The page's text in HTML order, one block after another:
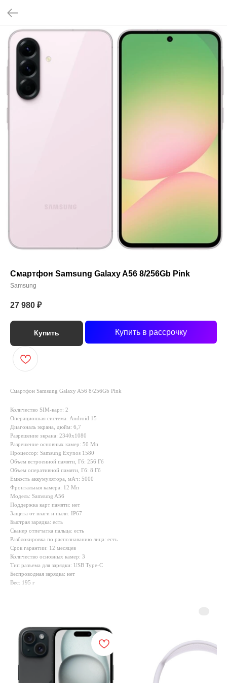
Смартфон Samsung Galaxy A56 8/256Gb Pink
Samsung
27 980 ₽
Купить Купить в рассрочку
Смартфон Samsung Galaxy A56 8/256Gb Pink
Количество SIM-карт: 2
Операционная система: Android 15
Диагональ экрана, дюйм: 6,7
Разрешение экрана: 2340x1080
Разрешение основных камер: 50 Мп
Процессор: Samsung Exynos 1580
Объем встроенной памяти, Гб: 256 Гб
Объем оперативной памяти, Гб: 8 Гб
Емкость аккумулятора, мАч: 5000
Фронтальная камера: 12 Мп
Модель: Samsung A56
Поддержка карт памяти: нет
Защита от влаги и пыли: IP67
Быстрая зарядка: есть
Сканер отпечатка пальца: есть
Разблокировка по распознаванию лица: есть
Срок гарантии: 12 месяцев
Количество основных камер: 3
Тип разъема для зарядки: USB Type-C
Беспроводная зарядка: нет
Вес: 195 г